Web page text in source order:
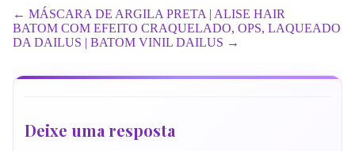
← MÁSCARA DE ARGILA PRETA | ALISE HAIR
BATOM COM EFEITO CRAQUELADO, OPS, LAQUEADO
DA DAILUS | BATOM VINIL DAILUS →
Deixe uma resposta